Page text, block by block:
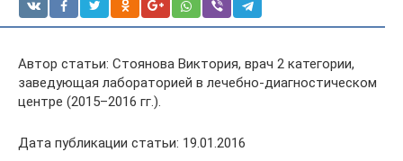
Автор статьи: Стоянова Виктория, врач 2 категории,
заведующая лабораторией в лечебно-диагностическом
центре (2015–2016 гг.).
Дата публикации статьи: 19.01.2016